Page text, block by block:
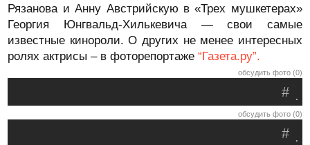
Рязанова и Анну Австрийскую в «Трех мушкетерах»
Георгия Юнгвальд-Хилькевича — свои самые
известные кинороли. О других не менее интересных
ролях актрисы – в фоторепортаже“Газета.ру”.
обсудить фото (0)
.
#
обсудить фото (0)
.
#